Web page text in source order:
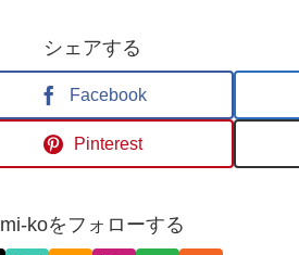
シェアする
Facebook
Pinterest
mi-koをフォローする